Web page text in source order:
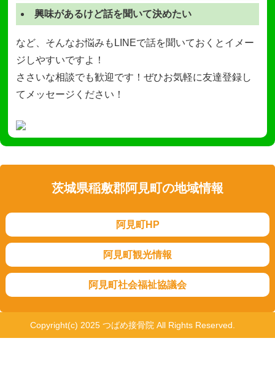
興味があるけど話を聞いて決めたい
など、そんなお悩みもLINEで話を聞いておくとイメー
ジしやすいですよ！
ささいな相談でも歓迎です！ぜひお気軽に友達登録し
てメッセージください！
茨城県稲敷郡阿見町の地域情報
阿見町HP
阿見町観光情報
阿見町社会福祉協議会
Copyright(c) 2025 つばめ接骨院 All Rights Reserved.